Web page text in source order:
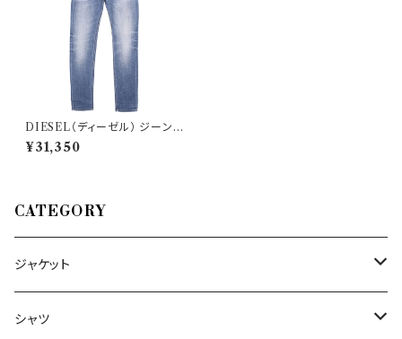
DIESEL（ディーゼル） ジーンズ
0SWJF 29070
¥31,350
CATEGORY
ジャケット
～44/S
シャツ